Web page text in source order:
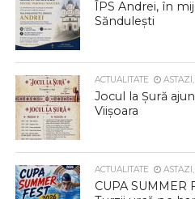
ÎPS Andrei, în
Săndulești
ACTUALITATE ASTAZI,
Jocul la Șură
Viișoara
ACTUALITATE
CUPA SUMMER